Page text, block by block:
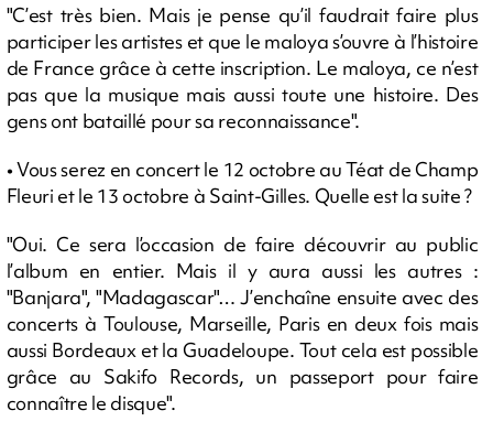
"C’est très bien. Mais je pense qu’il faudrait faire plus
participer les artistes et que le maloya s’ouvre à l’histoire
de France grâce à cette inscription. Le maloya, ce n’est
pas que la musique mais aussi toute une histoire. Des
gens ont bataillé pour sa reconnaissance".
• Vous serez en concert le 12 octobre au Téat de Champ
Fleuri et le 13 octobre à Saint-Gilles. Quelle est la suite ?
"Oui. Ce sera l’occasion de faire découvrir au public
l’album en entier. Mais il y aura aussi les autres :
"Banjara", "Madagascar"… J’enchaîne ensuite avec des
concerts à Toulouse, Marseille, Paris en deux fois mais
aussi Bordeaux et la Guadeloupe. Tout cela est possible
grâce au Sakifo Records, un passeport pour faire
connaître le disque".